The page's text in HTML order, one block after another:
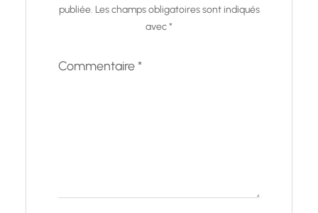
publiée. Les champs obligatoires sont indiqués
avec*
Commentaire*